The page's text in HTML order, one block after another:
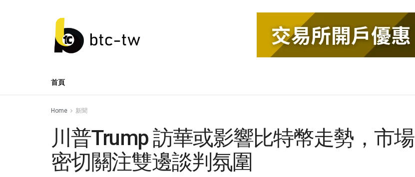
首頁
Home 新聞
川普Trump 訪華或影響比特幣走勢，市場
密切關注雙邊談判氛圍